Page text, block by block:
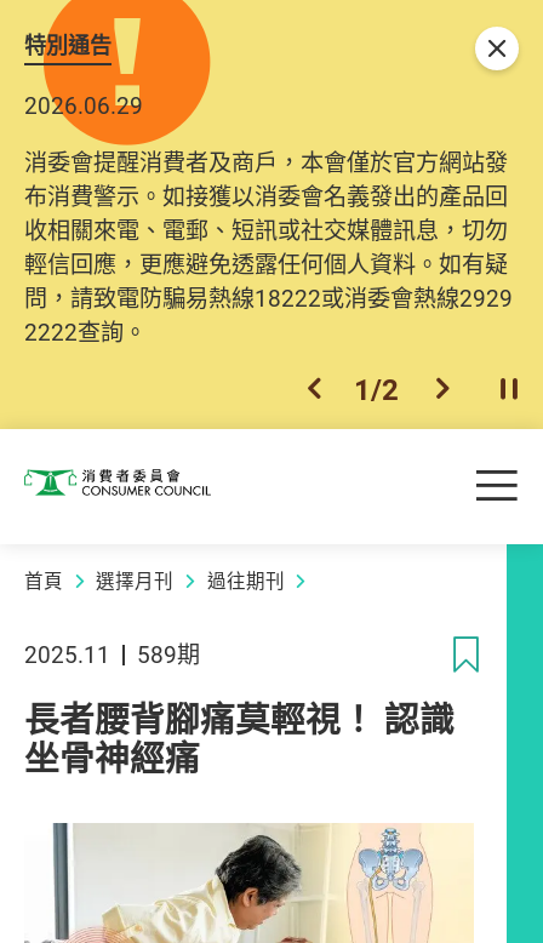
特別通告
2026.06.29
消委會提醒消費者及商戶，本會僅於官方網站發
布消費警示。如接獲以消委會名義發出的產品回
收相關來電、電郵、短訊或社交媒體訊息，切勿
輕信回應，更應避免透露任何個人資料。如有疑
問，請致電防騙易熱線18222或消委會熱線2929
2222查詢。
上一個
1/2 下一個開
關閉
消費者委員會 目
首頁 選擇月刊 過往期刊
2025.11 589期
長者腰背腳痛莫輕視！ 認識
坐骨神經痛